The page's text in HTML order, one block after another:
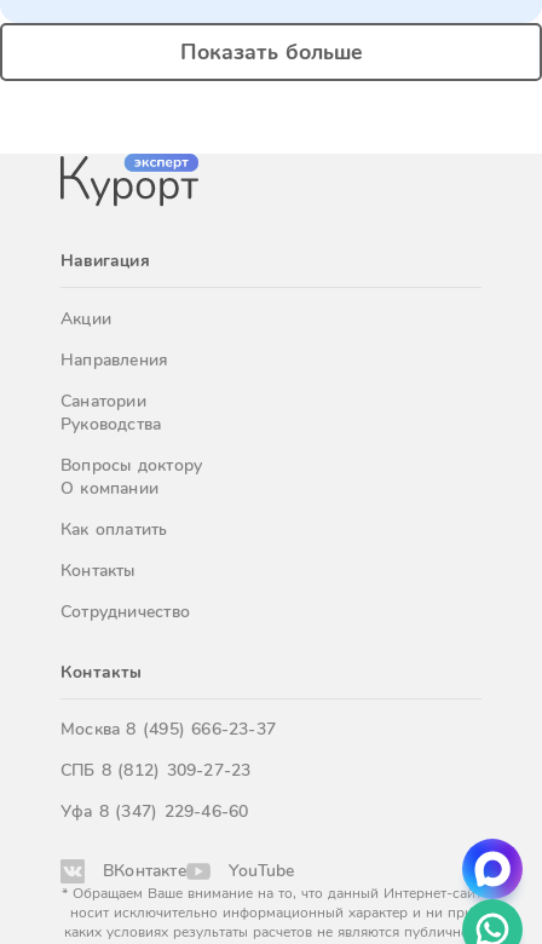
Показать больше
Навигация
Акции
Направления
Санатории
Руководства
Вопросы доктору
О компании
Как оплатить
Контакты
Сотрудничество
Контакты
Москва8 (495) 666-23-37
СПБ 8 (812) 309-27-23
Уфа 8 (347) 229-46-60
ВКонтакте YouTube
* Обращаем Ваше внимание на то, что данный Интернет-сайт
носит исключительно информационный характер и ни при
каких условиях результаты расчетов не являются публичной